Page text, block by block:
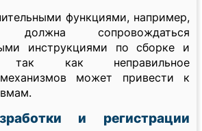
функциями, например,
должна сопровождаться
инструкциями по сборке и
так как неправильное
механизмов может привести к
и регистрации